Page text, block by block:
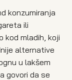
konzumiranja
ili
kod mladih, koji
alternative
u lakšem
govori da se